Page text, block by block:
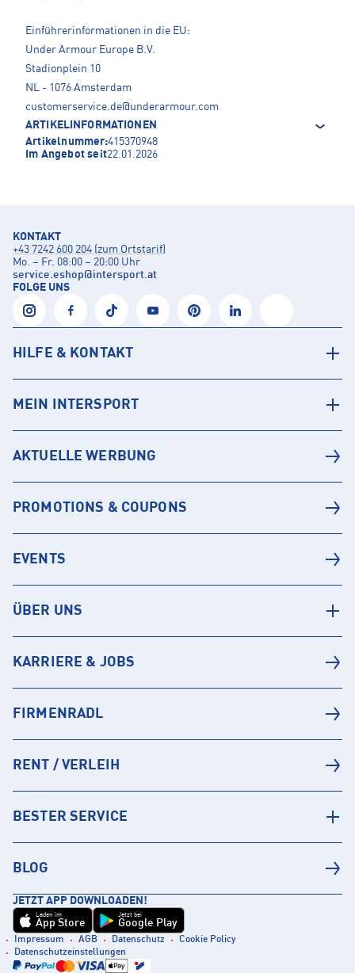
Einführerinformationen in die EU:
Under Armour Europe B.V.
Stadionplein 10
NL - 1076 Amsterdam
customerservice.de@underarmour.com
ARTIKELINFORMATIONEN
Artikelnummer:415370948
Im Angebot seit22.01.2026
KONTAKT
+43 7242 600 204 (zum Ortstarif)
Mo. – Fr. 08:00 – 20:00 Uhr
service.eshop@intersport.at
FOLGE UNS
HILFE & KONTAKT
MEIN INTERSPORT
AKTUELLE WERBUNG
PROMOTIONS & COUPONS
EVENTS
ÜBER UNS
KARRIERE & JOBS
FIRMENRADL
RENT / VERLEIH
BESTER SERVICE
BLOG
JETZT APP DOWNLOADEN!
Laden im
App Store
Jetzt bei
Google Play
Impressum AGB Datenschutz
Cookie Policy
Datenschutzeinstellungen